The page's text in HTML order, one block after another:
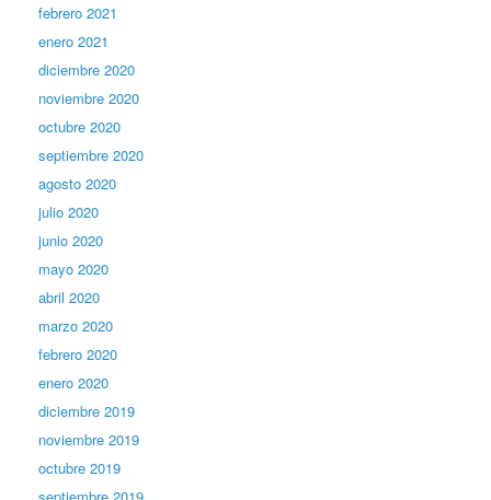
febrero 2021
enero 2021
diciembre 2020
noviembre 2020
octubre 2020
septiembre 2020
agosto 2020
julio 2020
junio 2020
mayo 2020
abril 2020
marzo 2020
febrero 2020
enero 2020
diciembre 2019
noviembre 2019
octubre 2019
septiembre 2019